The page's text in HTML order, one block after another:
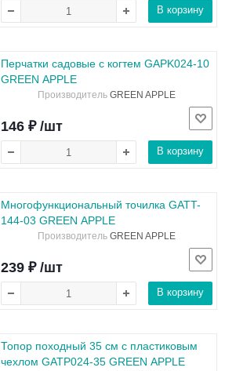
В корзину
Перчатки садовые с когтем GAPK024-10
GREEN APPLE
Производитель GREEN APPLE
146 ₽ /шт
В корзину
Многофункциональный точилка GATT-
144-03 GREEN APPLE
Производитель GREEN APPLE
239 ₽ /шт
В корзину
Топор походный 35 см с пластиковым
чехлом GATP024-35 GREEN APPLE